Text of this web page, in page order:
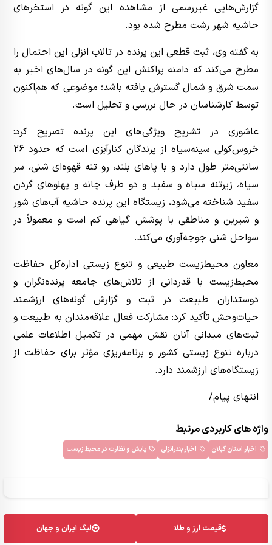
گزارش‌هایی غیررسمی از مشاهده این گونه در استخرهای
حاشیه شهر رشت مطرح شده بود.
به گفته وی، ثبت قطعی این پرنده در تالاب انزلی این احتمال را
مطرح می‌کند که دامنه پراکنش این گونه در سال‌های اخیر به
سمت شرق و شمال گسترش یافته باشد؛ موضوعی که هم‌اکنون
توسط کارشناسان در حال بررسی و تحلیل است.
عاشوری در تشریح ویژگی‌های این پرنده تصریح کرد:
خروس‌کولی سینه‌سیاه از پرندگان کنارآبزی است که حدود 26
سانتی‌متر طول دارد و با پاهای بلند، رو تنه قهوه‌ای شنی، سر
سیاه، زیرتنه سیاه و سفید و دو طرف چانه و پهلوهای گردن
سفید شناخته می‌شود، زیستگاه این پرنده حاشیه آب‌های شور
و شیرین و مناطقی با پوشش گیاهی کم است و معمولاً در
سواحل شنی جوجه‌آوری می‌کند.
معاون محیط‌زیست طبیعی و تنوع زیستی اداره‌کل حفاظت
محیط‌زیست با قدردانی از تلاش‌های جامعه پرنده‌نگران و
دوستداران طبیعت در ثبت و گزارش گونه‌های ارزشمند
حیات‌وحش تأکید کرد: مشارکت فعال علاقه‌مندان به طبیعت و
ثبت‌های میدانی آنان نقش مهمی در تکمیل اطلاعات علمی
درباره تنوع زیستی کشور و برنامه‌ریزی مؤثر برای حفاظت از
زیستگاه‌های ارزشمند دارد.
انتهای پیام/
واژه های کاربردی مرتبط
اخبار استان گیلان اخبار بندرانزلی پایش و نظارت در محیط زیست
قیمت ارز و طلا لیگ ایران و جهان